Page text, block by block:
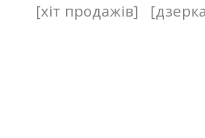
[хіт продажів]